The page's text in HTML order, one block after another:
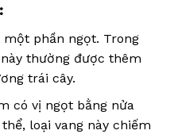
một phần ngọt. Trong
thường được thêm
trái cây.
có vị ngọt bằng nửa
loại vang này chiếm